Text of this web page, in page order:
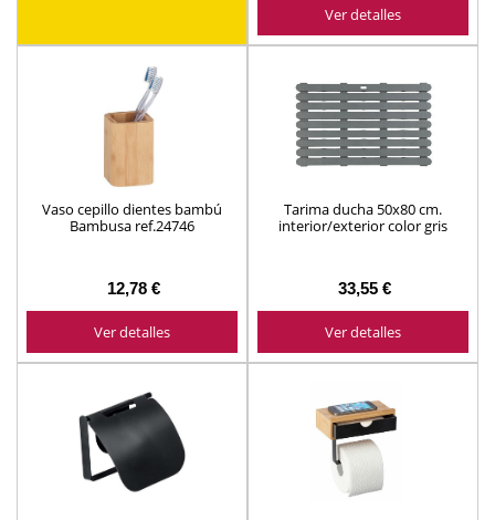
Ver detalles
Vaso cepillo dientes bambú
Bambusa ref.24746
12,78 €
Ver detalles
Tarima ducha 50x80 cm.
interior/exterior color gris
33,55 €
Ver detalles